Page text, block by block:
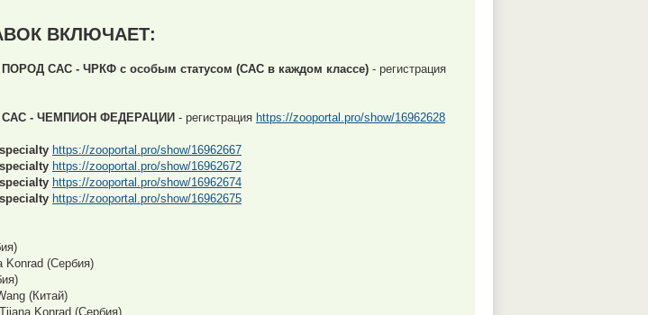
ВКЛЮЧАЕТ:
САС - ЧРКФ с особым статусом (САС в каждом классе) - регистрация
- ЧЕМПИОН ФЕДЕРАЦИИ - регистрация https://zooportal.pro/show/16962628
https://zooportal.pro/show/16962667
https://zooportal.pro/show/16962672
https://zooportal.pro/show/16962674
https://zooportal.pro/show/16962675
Konrad (Сербия)
(Китай)
Konrad (Сербия)